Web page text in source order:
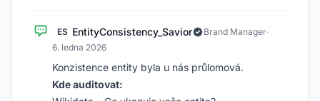
ES EntityConsistency_Savior Brand Manager·
6. ledna 2026
Konzistence entity byla u nás průlomová.
Kde auditovat: